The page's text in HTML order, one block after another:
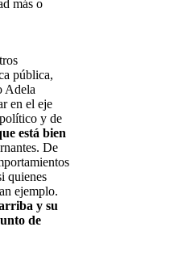
más o
pública,
Adela
en el eje
y de
está bien
De
quienes
ejemplo.
y su
de